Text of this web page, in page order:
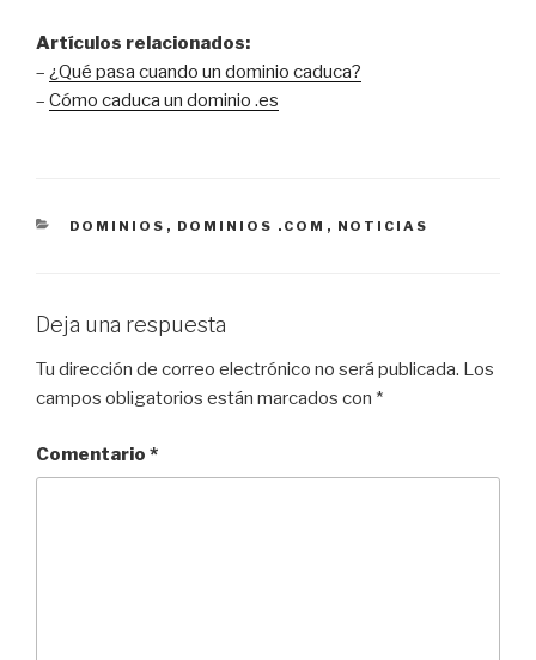
Artículos relacionados:
– ¿Qué pasa cuando un dominio caduca?
– Cómo caduca un dominio .es
CATEGORÍAS
DOMINIOS , DOMINIOS .COM , NOTICIAS
Deja una respuesta
Tu dirección de correo electrónico no será publicada. Los
campos obligatorios están marcados con *
Comentario *